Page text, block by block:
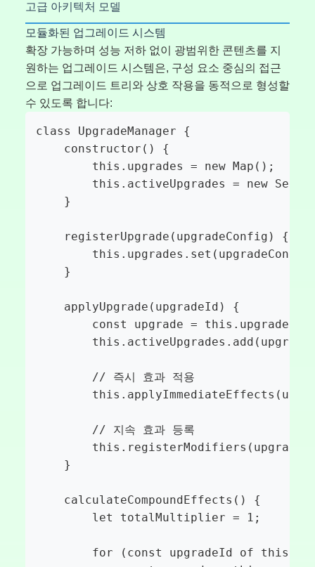
고급 아키텍처 모델
모듈화된 업그레이드 시스템
확장 가능하며 성능 저하 없이 광범위한 콘텐츠를 지
원하는 업그레이드 시스템은, 구성 요소 중심의 접근
으로 업그레이드 트리와 상호 작용을 동적으로 형성할
수 있도록 합니다:
class UpgradeManager {
    constructor() {
        this.upgrades = new Map();
this.activeUpgrades = new
    }
    registerUpgrade(upgradeConfig) {
    }
    applyUpgrade(upgradeId) {
const upgrade =
        // 즉시 효과 적용
        // 지속 효과 등록
    }
    calculateCompoundEffects() {
        let totalMultiplier = 1;
for (const upgradeId of